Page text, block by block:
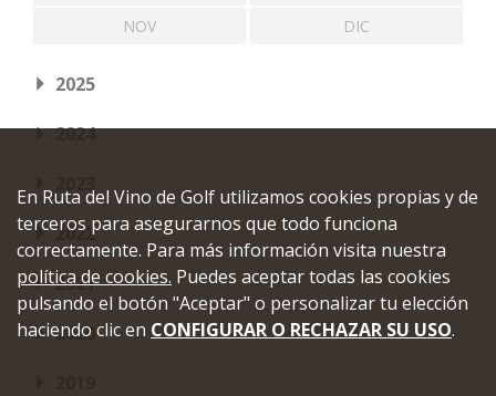
NOV
DIC
2025
2024
2022
2021
2020
En Ruta del Vino de Golf utilizamos cookies propias y de
terceros para asegurarnos que todo funciona
correctamente. Para más información visita nuestra
política de cookies. Puedes aceptar todas las cookies
pulsando el botón "Aceptar" o personalizar tu elección
haciendo clic en CONFIGURAR O RECHAZAR SU USO.